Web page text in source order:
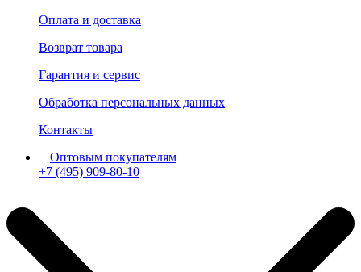
Оплата и доставка
Возврат товара
Гарантия и сервис
Обработка персональных данных
Контакты
Оптовым покупателям
+7 (495) 909-80-10